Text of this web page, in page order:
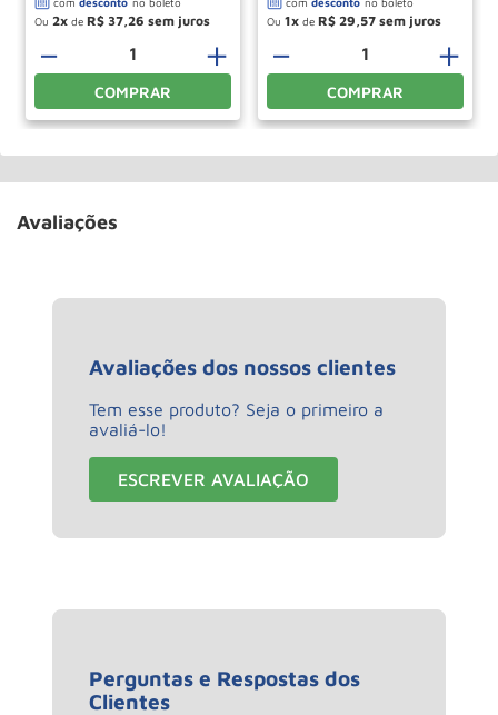
Ou 2 de R$ 37,26
＋
－
COMPRAR
Ou 1 de R$ 29,57
＋
－
COMPRAR
Avaliações
Avaliações dos nossos clientes
Tem esse produto? Seja o primeiro a
avaliá-lo!
ESCREVER AVALIAÇÃO
Perguntas e Respostas dos
Clientes